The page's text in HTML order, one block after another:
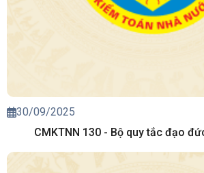
30/09/2025
CMKTNN 130 - Bộ quy tắc đạo